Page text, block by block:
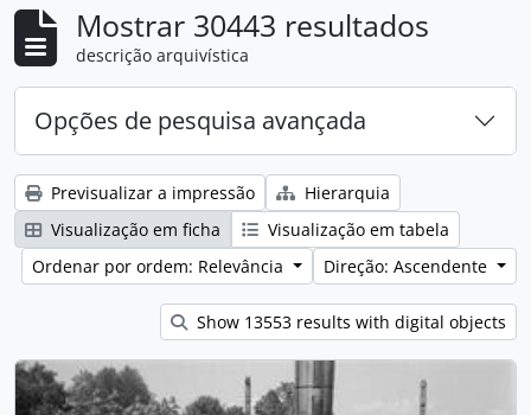
Mostrar 30443 resultados
descrição arquivística
Opções de pesquisa avançada
Previsualizar a impressão
Hierarquia
Visualização em ficha
Visualização em tabela
Ordenar por ordem: Relevância
Direção: Ascendente
Show 13553 results with digital objects